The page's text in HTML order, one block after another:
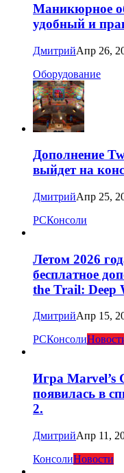
Маникюрное
удобный и
ДмитрийАпр 26,
Оборудование
Дополнение
выйдет на
ДмитрийАпр 25,
PCКонсоли
Летом 2026
бесплатное
the Trail: Deep
ДмитрийАпр 15,
PCКонсоли
Игра Marvel’s
появилась в
2.
ДмитрийАпр 11,
КонсолиНовости